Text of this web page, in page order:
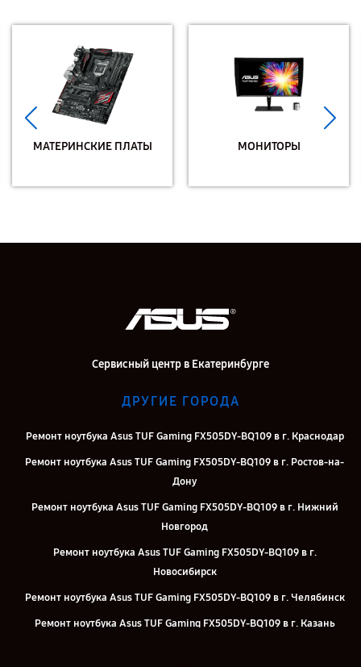
МАТЕРИНСКИЕ ПЛАТЫ МОНИТОРЫ
Сервисный центр в Екатеринбурге
ДРУГИЕ ГОРОДА
Ремонт ноутбука Asus TUF Gaming FX505DY-BQ109 в г. Краснодар
Ремонт ноутбука Asus TUF Gaming FX505DY-BQ109 в г. Ростов-на-
Дону
Ремонт ноутбука Asus TUF Gaming FX505DY-BQ109 в г. Нижний
Новгород
Ремонт ноутбука Asus TUF Gaming FX505DY-BQ109 в г.
Новосибирск
Ремонт ноутбука Asus TUF Gaming FX505DY-BQ109 в г. Челябинск
Ремонт ноутбука Asus TUF Gaming FX505DY-BQ109 в г. Казань